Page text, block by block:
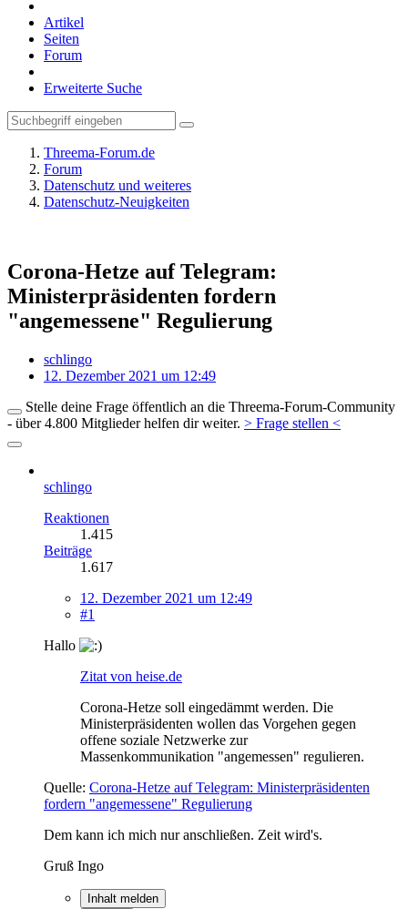
Artikel
Seiten
Forum
Erweiterte Suche
Threema-Forum.de
Forum
Datenschutz und weiteres
Datenschutz-Neuigkeiten
Corona-Hetze auf Telegram:
Ministerpräsidenten fordern
"angemessene" Regulierung
schlingo
12. Dezember 2021 um 12:49
Stelle deine Frage öffentlich an die Threema-Forum-Community
- über 4.800 Mitglieder helfen dir weiter. > Frage stellen <
schlingo
Reaktionen
1.415
Beiträge
1.617
12. Dezember 2021 um 12:49
#1
Hallo
Zitat von heise.de
Corona-Hetze soll eingedämmt werden. Die
Ministerpräsidenten wollen das Vorgehen gegen
offene soziale Netzwerke zur
Massenkommunikation "angemessen" regulieren.
Quelle: Corona-Hetze auf Telegram: Ministerpräsidenten
fordern "angemessene" Regulierung
Dem kann ich mich nur anschließen. Zeit wird's.
Gruß Ingo
Inhalt melden